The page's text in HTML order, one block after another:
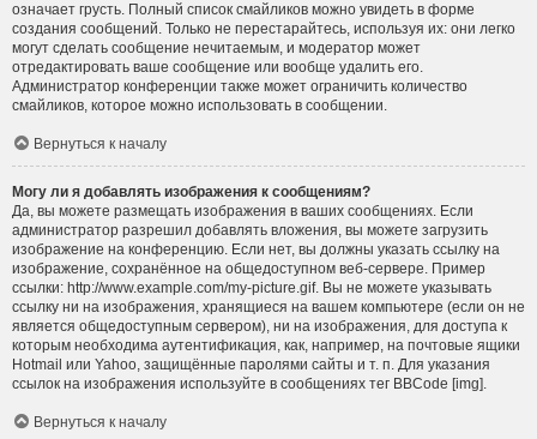
означает грусть. Полный список смайликов можно увидеть в форме
создания сообщений. Только не перестарайтесь, используя их: они легко
могут сделать сообщение нечитаемым, и модератор может
отредактировать ваше сообщение или вообще удалить его.
Администратор конференции также может ограничить количество
смайликов, которое можно использовать в сообщении.
Вернуться к началу
Могу ли я добавлять изображения к сообщениям?
Да, вы можете размещать изображения в ваших сообщениях. Если
администратор разрешил добавлять вложения, вы можете загрузить
изображение на конференцию. Если нет, вы должны указать ссылку на
изображение, сохранённое на общедоступном веб-сервере. Пример
ссылки: http://www.example.com/my-picture.gif. Вы не можете указывать
ссылку ни на изображения, хранящиеся на вашем компьютере (если он не
является общедоступным сервером), ни на изображения, для доступа к
которым необходима аутентификация, как, например, на почтовые ящики
Hotmail или Yahoo, защищённые паролями сайты и т. п. Для указания
ссылок на изображения используйте в сообщениях тег BBCode [img].
Вернуться к началу